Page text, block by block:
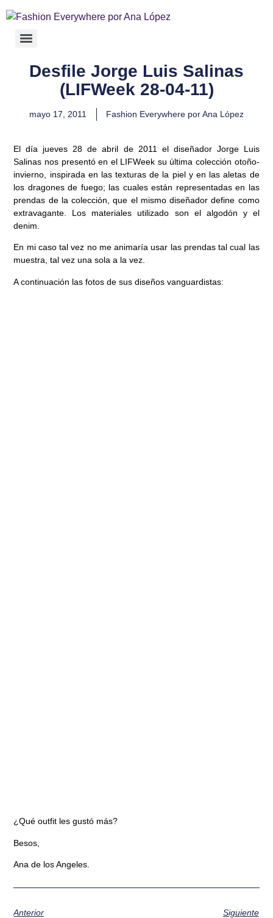
Desfile Jorge Luis Salinas
(LIFWeek 28-04-11)
mayo 17, 2011 Fashion Everywhere por Ana López
El día jueves 28 de abril de 2011 el diseñador Jorge Luis
Salinas nos presentó en el LIFWeek su última colección otoño-
invierno, inspirada en las texturas de la piel y en las aletas de
los dragones de fuego; las cuales están representadas en las
prendas de la colección, que el mismo diseñador define como
extravagante. Los materiales utilizado son el algodón y el
denim.
En mi caso tal vez no me animaría usar las prendas tal cual las
muestra, tal vez una sola a la vez.
A continuación las fotos de sus diseños vanguardistas:
¿Qué outfit les gustó más?
Besos,
Ana de los Angeles.
Anterior Siguiente